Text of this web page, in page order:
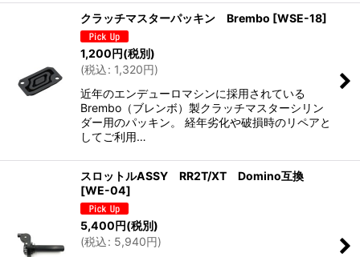
クラッチマスターパッキン Brembo [WSE-18]
1,200円(税別)
(税込: 1,320円)
近年のエンデューロマシンに採用されている
Brembo（ブレンボ）製クラッチマスターシリン
ダー用のパッキン。 経年劣化や破損時のリペアと
してご利用…
スロットルASSY RR2T/XT Domino互換
[WE-04]
5,400円(税別)
(税込: 5,940円)